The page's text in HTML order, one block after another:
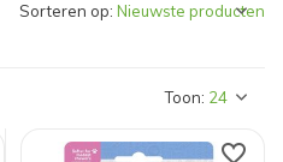
Toon:
Sorteren op: